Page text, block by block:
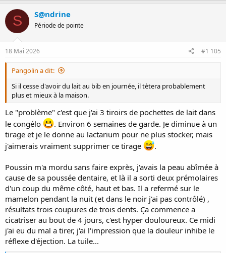
a
c
t
i
o
n
s
S S@ndrine
Période de pointe
18 Mai 2026 #1 105
Pangolin a dit:
Si il cesse d'avoir du lait au bib en journée, il tètera probablement
plus et mieux à la maison.
Le "problème" c'est que j'ai 3 tiroirs de pochettes de lait dans
le congélo
. Environ 6 semaines de garde. Je diminue à un
tirage et je le donne au lactarium pour ne plus stocker, mais
j'aimerais vraiment supprimer ce tirage
.
Poussin m'a mordu sans faire exprès, j'avais la peau abîmée à
cause de sa poussée dentaire, et là il a sorti deux prémolaires
d'un coup du même côté, haut et bas. Il a refermé sur le
mamelon pendant la nuit (et dans le noir j'ai pas contrôlé) ,
résultats trois coupures de trois dents. Ça commence a
cicatriser au bout de 4 jours, c'est hyper douloureux. Ce midi
j'ai eu du mal a tirer, j'ai l'impression que la douleur inhibe le
réflexe d'éjection. La tuile...